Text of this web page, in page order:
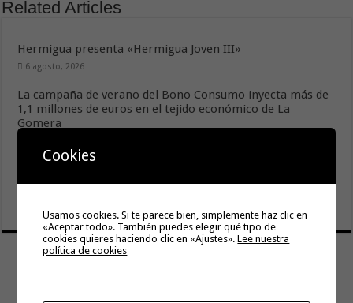
Related Articles
Hermigua presenta «Hermigua Joven III»
6 agosto, 2026
La campaña de verano del Bono Consumo inyecta más de
1,1 millones de euros en el tejido económico de La
Gomera
farolas fotovoltaicas en la subida a Las Cabezadas
Cookies
Usamos cookies. Si te parece bien, simplemente haz clic en
«Aceptar todo». También puedes elegir qué tipo de
cookies quieres haciendo clic en «Ajustes».Lee nuestra
política de cookies